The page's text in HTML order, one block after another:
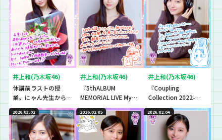
井上和(乃木坂46)
休講前ラストの授
業。にゃん先生から
生徒への思い、生徒
からにゃん先生への
思い。
井上和(乃木坂46)
『5thALBUM
MEMORIAL LIVE My
respect』を振り返
り！MCは猛反
省…？？
井上和(乃木坂46)
『Coupling
Collection 2022-
2025』を振り返り！
チャンチキチン♪ト
ンツクテン♪チント
ンシャン♪
2026.03.02 2026.02.05 2026.02.04